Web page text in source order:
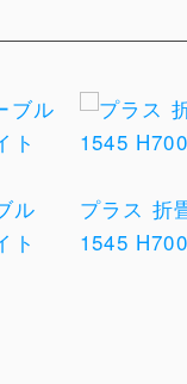
ル
ト
プラス 折
1545